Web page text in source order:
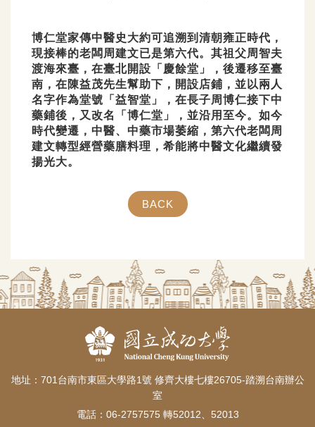
博仁堂家傳中醫史大約可追溯到清朝雍正時代，
現接棒的老闆周建文已是第六代。其祖父周智夫
渡海來臺，在臺北開設「慶餘堂」，後遷移至臺
南，在陳益茂先生幫助下，開設店鋪，並以兩人
名字作為堂號「益智堂」，在長子周博仁接下中
藥鋪後，又改名「博仁堂」，並沿用至今。如今
時代變遷，中醫、中藥市場萎縮，第六代老闆周
建文轉型經營藥膳料理，希能將中醫文化繼續發
揚光大。
BACK
地址：701台南市東區大學路1號 修齊大樓七樓26705-踏溯台南辦公
室
電話：06-2757575 轉52012、52013